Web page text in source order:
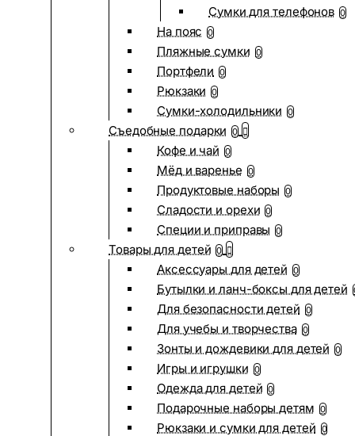
Сумки для телефонов 0
На пояс 0
Пляжные сумки 0
Портфели 0
Рюкзаки 0
Сумки-холодильники 0
Съедобные подарки 0
Кофе и чай 0
Мёд и варенье 0
Продуктовые наборы 0
Сладости и орехи 0
Специи и приправы 0
Товары для детей 0
Аксессуары для детей 0
Бутылки и ланч-боксы для детей
Для безопасности детей 0
Для учебы и творчества 0
Зонты и дождевики для детей 0
Игры и игрушки 0
Одежда для детей 0
Подарочные наборы детям 0
Рюкзаки и сумки для детей 0